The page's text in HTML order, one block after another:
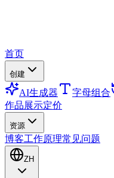
首页
创建
AI生成器 字母组合
作品展示定价
资源
博客工作原理常见问题
ZH